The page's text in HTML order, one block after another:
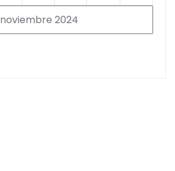
noviembre 2024